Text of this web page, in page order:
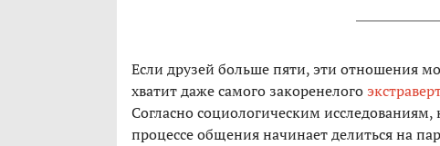
Если друзей больше пяти, эти отношения
хватит даже самого закоренелого
Согласно социологическим
процессе общения начинает делиться на